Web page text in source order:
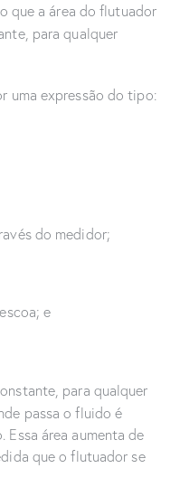
que a área do flutuador
para qualquer
uma expressão do tipo:
do medidor;
e
para qualquer
passa o fluido é
área aumenta de
que o flutuador se